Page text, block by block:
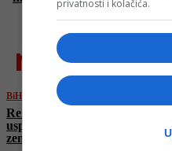
najnovije
BiH
Reis Kavazović: Zločinački
uspio u nakani da uvuče u
zemlju svijeta
privatnosti i kolačića.